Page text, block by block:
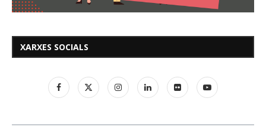
XARXES SOCIALS